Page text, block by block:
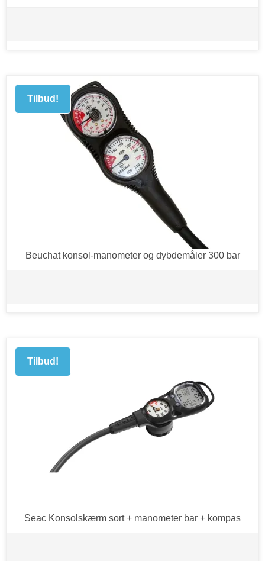
Tilbud!
Beuchat konsol-manometer og dybdemåler 300 bar
Tilbud!
Seac Konsolskærm sort + manometer bar + kompas